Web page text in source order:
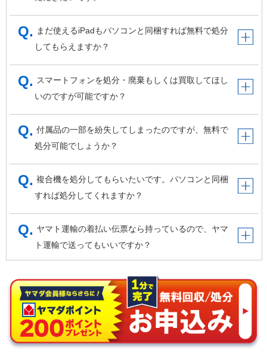
まだ使えるiPadもパソコンと同梱すれば無料で処分
してもらえますか？
スマートフォンを処分・廃棄もしくは買取してほし
いのですが可能ですか？
付属品の一部を紛失してしまったのですが、無料で
処分可能でしょうか？
複合機を処分してもらいたいです。パソコンと同梱
すれば処分してくれますか？
ヤマト運輸の着払い伝票なら持っているので、ヤマ
ト運輸で送ってもいいですか？